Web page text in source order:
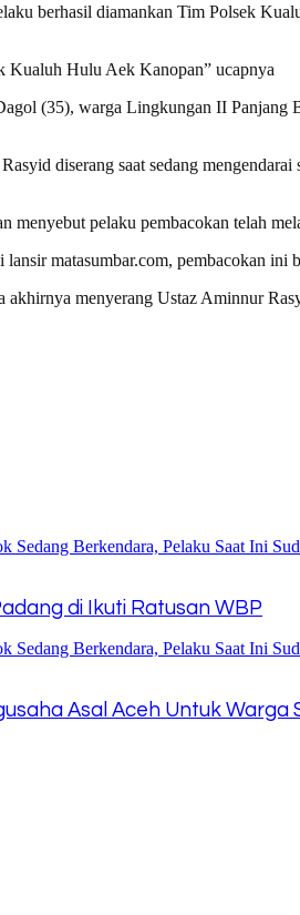
berhasil diamankan Tim Polsek
Kualuh Hulu Aek Kanopan” ucapnya
(35), warga Lingkungan II
diserang saat sedang
menyebut pelaku pembacokan telah
matasumbar.com, pembacokan
menyerang Ustaz Aminnur
di Ikuti Ratusan WBP
Asal Aceh Untuk Warga